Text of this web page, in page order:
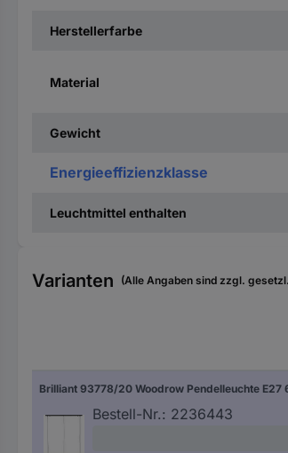
Herstellerfarbe
Material
Gewicht
Energieeffizienzklasse
Leuchtmittel enthalten
Varianten (Alle Angaben sind zzgl.
Bestell-Nr.: 2236443